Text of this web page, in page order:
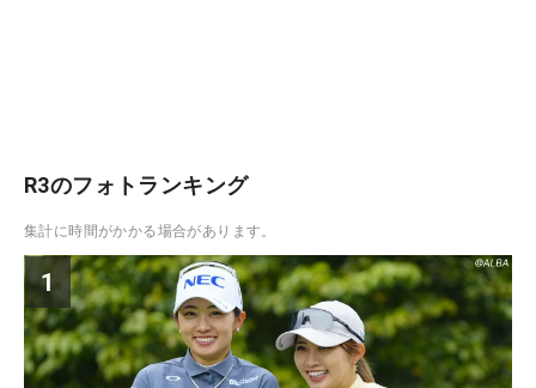
R3のフォトランキング
集計に時間がかかる場合があります。
1